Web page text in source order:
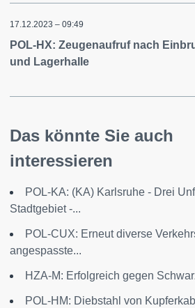
17.12.2023 – 09:49
POL-HX: Zeugenaufruf nach
und Lagerhalle
Das könnte Sie auch
interessieren
POL-KA: (KA) Karlsruhe - Drei
Stadtgebiet -...
POL-CUX: Erneut diverse
angespasste...
HZA-M: Erfolgreich gegen
POL-HM: Diebstahl von